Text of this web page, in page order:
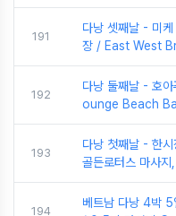
191
다낭 셋째날 - 미
장 / East West
192
다낭 둘째날 - 호
ounge Beach
193
다낭 첫째날 - 한
골든로터스 마사지
194
베트남 다낭 4박